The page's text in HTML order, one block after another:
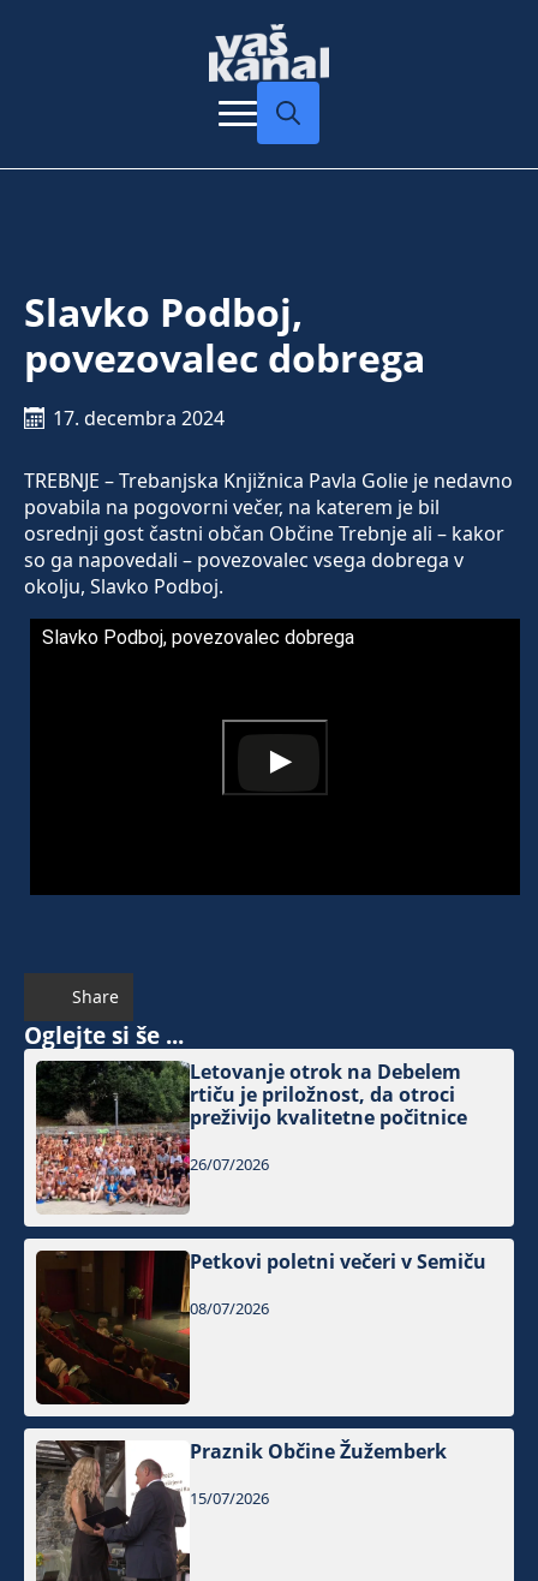
Slavko Podboj,
povezovalec dobrega
17. decembra 2024
TREBNJE – Trebanjska Knjižnica Pavla Golie je nedavno
povabila na pogovorni večer, na katerem je bil
osrednji gost častni občan Občine Trebnje ali – kakor
so ga napovedali – povezovalec vsega dobrega v
okolju, Slavko Podboj.
Slavko Podboj, povezovalec dobrega
Share
Oglejte si še ...
Letovanje otrok na Debelem
rtiču je priložnost, da otroci
preživijo kvalitetne počitnice
26/07/2026
Petkovi poletni večeri v Semiču
08/07/2026
Praznik Občine Žužemberk
15/07/2026